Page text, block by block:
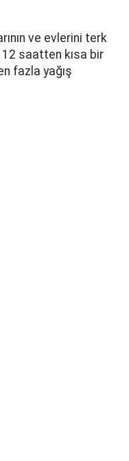
ve evlerini terk
saatten kısa bir
fazla yağış